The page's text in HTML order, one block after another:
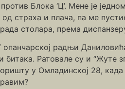
Блока ‘Ц’. Мене је
страха и плача, па ме
столара, према
радњи
Ратовале су и “Жуте
у Омладинској 28,